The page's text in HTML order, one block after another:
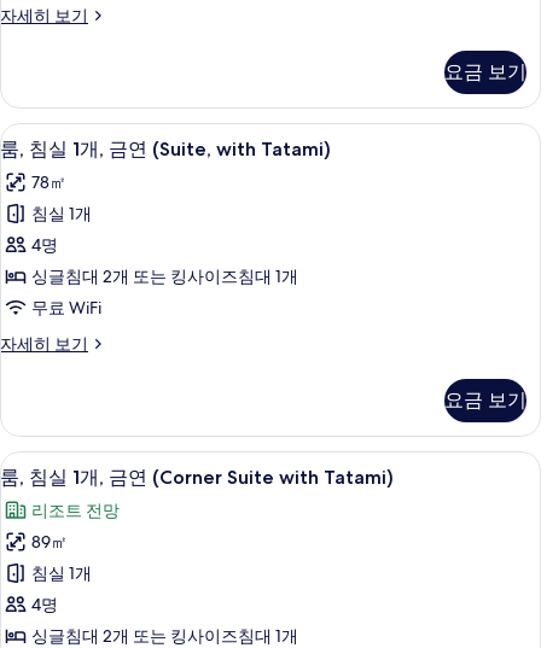
Tatami)
모
두
보
기
자세히 보기
스
금
연
(Yotei,
with
Tatami)
자
세
히
보
기
요금 보기
룸,
침
실
개,
금
연
(Suite,
사
진
모
두
보
기
객실 내 금고, 다리미/다리미판, 무료
3
룸, 침실 1개, 금연 (Suite, with Tatami)
78㎡
침실 1개
4명
싱글침대 2개 또는 킹사이즈침대 1개
무료 WiFi
자세히 보기
룸,
개,
금
연
(Suite,
with
Tatami)
자
세
히
보
요금 보기
룸,
침
실
1
개,
금
룸, 침실 1개, 금연 (Corner Suite with
4
룸, 침실 1개, 금연 (Corner Suite with Tatami)
리조트 전망
89㎡
침실 1개
4명
싱글침대 2개 또는 킹사이즈침대 1개